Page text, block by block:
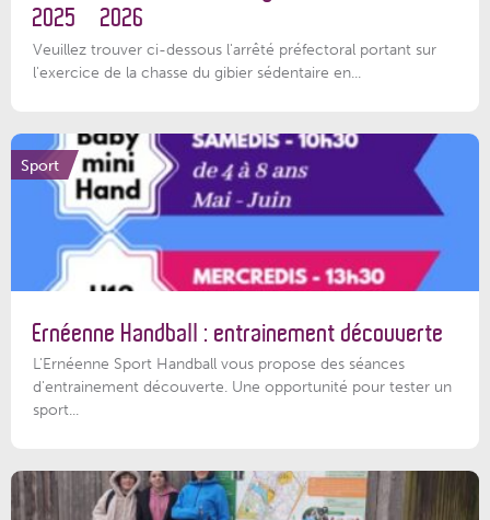
2025 – 2026
Veuillez trouver ci-dessous l'arrêté préfectoral portant sur
l'exercice de la chasse du gibier sédentaire en...
Sport
Ernéenne Handball : entrainement découverte
L'Ernéenne Sport Handball vous propose des séances
d'entrainement découverte. Une opportunité pour tester un
sport...